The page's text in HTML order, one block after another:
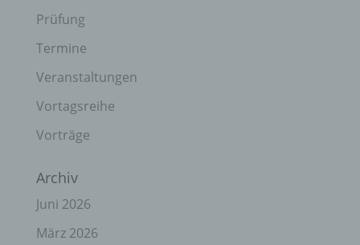
Prüfung
Termine
Veranstaltungen
Vortagsreihe
Vorträge
Archiv
Juni 2026
März 2026